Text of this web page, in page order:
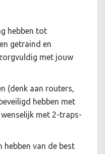
hebben tot
getraind en
met jouw
(denk aan routers,
hebben met
met 2-traps-
hebben van de best